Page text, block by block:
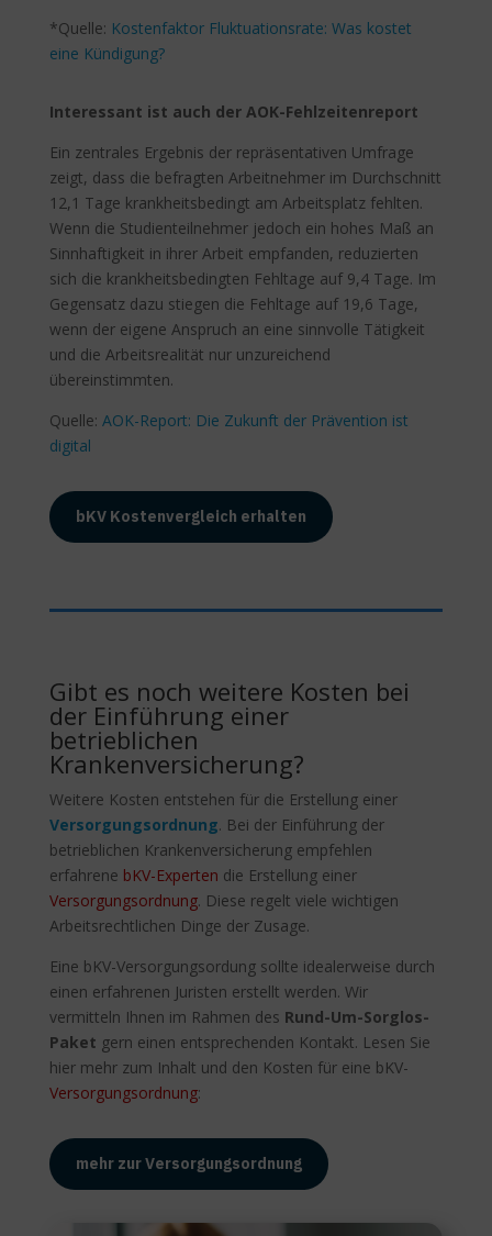
*Quelle: Kostenfaktor Fluktuationsrate: Was kostet
eine Kündigung?
Interessant ist auch der AOK-Fehlzeitenreport
Ein zentrales Ergebnis der repräsentativen Umfrage
zeigt, dass die befragten Arbeitnehmer im Durchschnitt
12,1 Tage krankheitsbedingt am Arbeitsplatz fehlten.
Wenn die Studienteilnehmer jedoch ein hohes Maß an
Sinnhaftigkeit in ihrer Arbeit empfanden, reduzierten
sich die krankheitsbedingten Fehltage auf 9,4 Tage. Im
Gegensatz dazu stiegen die Fehltage auf 19,6 Tage,
wenn der eigene Anspruch an eine sinnvolle Tätigkeit
und die Arbeitsrealität nur unzureichend
übereinstimmten.
Quelle: AOK-Report: Die Zukunft der Prävention ist
digital
bKV Kostenvergleich erhalten
Gibt es noch weitere Kosten bei
der Einführung einer
betrieblichen
Krankenversicherung?
Weitere Kosten entstehen für die Erstellung einer
Versorgungsordnung. Bei der Einführung der
betrieblichen Krankenversicherung empfehlen
erfahrene bKV-Experten die Erstellung einer
Versorgungsordnung. Diese regelt viele wichtigen
Arbeitsrechtlichen Dinge der Zusage.
Eine bKV-Versorgungsordung sollte idealerweise durch
einen erfahrenen Juristen erstellt werden. Wir
vermitteln Ihnen im Rahmen des Rund-Um-Sorglos-
Paket gern einen entsprechenden Kontakt. Lesen Sie
hier mehr zum Inhalt und den Kosten für eine bKV-
Versorgungsordnung:
mehr zur Versorgungsordnung